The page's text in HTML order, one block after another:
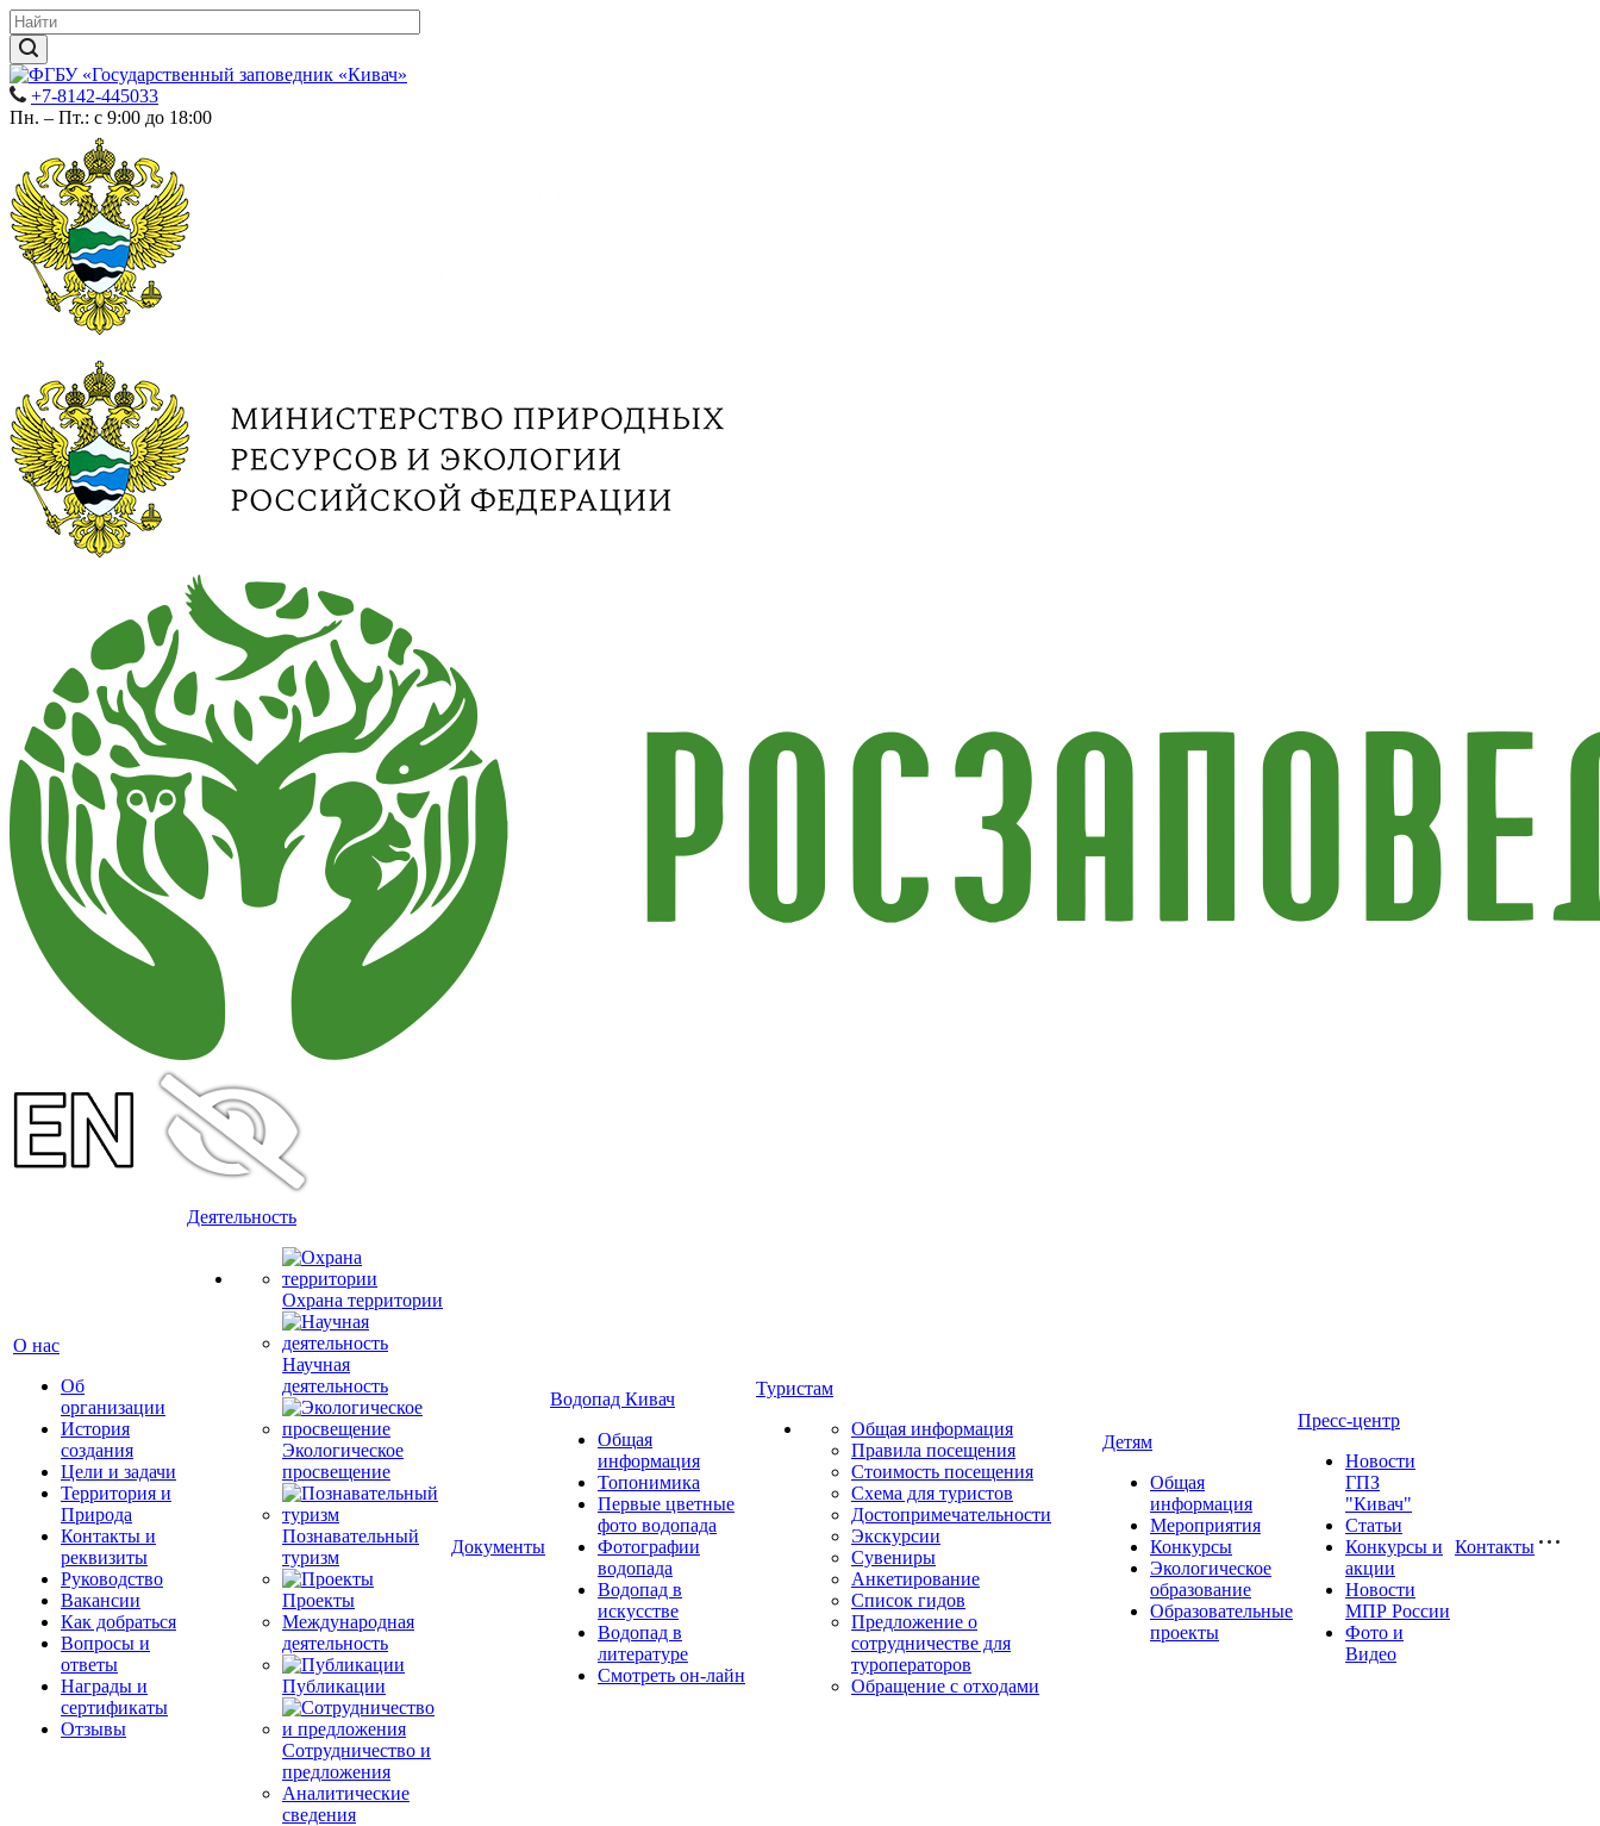
+7-8142-445033
Пн. – Пт.: с 9:00 до 18:00
О нас
Об
организации
История
создания
Цели и задачи
Территория и
Природа
Контакты и
реквизиты
Руководство
Вакансии
Как добраться
Вопросы и
ответы
Награды и
сертификаты
Отзывы
Деятельность
Охрана территории
Научная
деятельность
Экологическое
просвещение
Познавательный
туризм
Проекты
Международная
деятельность
Публикации
Сотрудничество и
предложения
Аналитические
сведения
Документы
Водопад Кивач
Общая
информация
Топонимика
Первые цветные
фото водопада
Фотографии
водопада
Водопад в
искусстве
Водопад в
литературе
Смотреть он-лайн
Туристам
Общая информация
Правила посещения
Стоимость посещения
Схема для туристов
Достопримечательности
Экскурсии
Сувениры
Анкетирование
Список гидов
Предложение о
сотрудничестве для
туроператоров
Обращение с отходами
Детям
Общая
информация
Мероприятия
Конкурсы
Экологическое
образование
Образовательные
проекты
Пресс-центр
Новости
ГПЗ
"Кивач"
Статьи
Конкурсы и
акции
Новости
МПР России
Фото и
Видео
Контакты